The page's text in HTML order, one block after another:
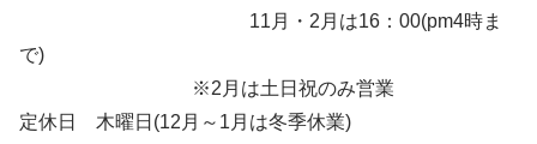
11月・2月は16：00(pm4時ま
で)
※2月は土日祝のみ営業
定休日 木曜日(12月～1月は冬季休業)